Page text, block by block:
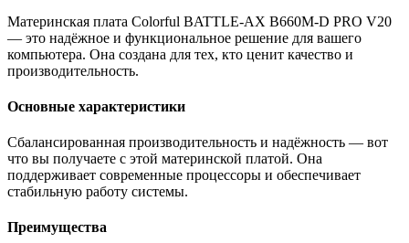
Материнская плата Colorful BATTLE-AX B660M-D PRO V20
— это надёжное и функциональное решение для вашего
компьютера. Она создана для тех, кто ценит качество и
производительность.
Основные характеристики
Сбалансированная производительность и надёжность — вот
что вы получаете с этой материнской платой. Она
поддерживает современные процессоры и обеспечивает
стабильную работу системы.
Преимущества